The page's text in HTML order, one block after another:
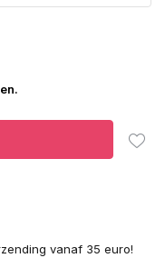
vanaf 35 euro!